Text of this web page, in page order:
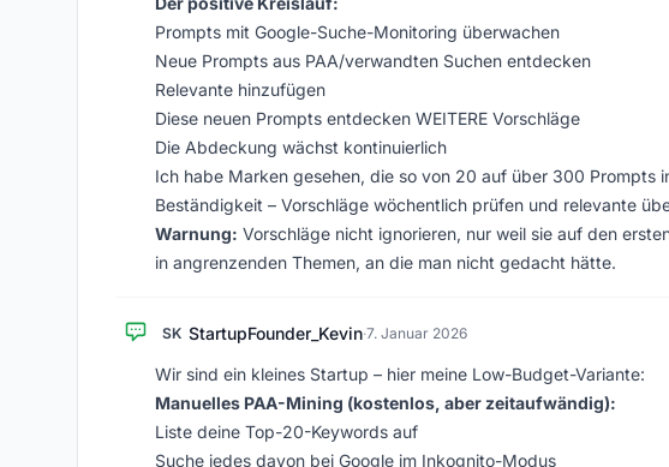
Prompts mit Google-Suche-Monitoring überwachen
Neue Prompts aus PAA/verwandten Suchen entdecken
Relevante hinzufügen
Diese neuen Prompts entdecken WEITERE Vorschläge
Die Abdeckung wächst kontinuierlich
Ich habe Marken gesehen, die so von 20 auf über 300 Prompts
Beständigkeit – Vorschläge wöchentlich prüfen und relevante
Warnung: Vorschläge nicht ignorieren, nur weil sie auf den
in angrenzenden Themen, an die man nicht gedacht hätte.
SK StartupFounder_Kevin·7. Januar 2026
Wir sind ein kleines Startup – hier meine Low-Budget-Variante:
Manuelles PAA-Mining (kostenlos, aber zeitaufwändig):
Liste deine Top-20-Keywords auf
Suche jedes davon bei Google im Inkognito-Modus